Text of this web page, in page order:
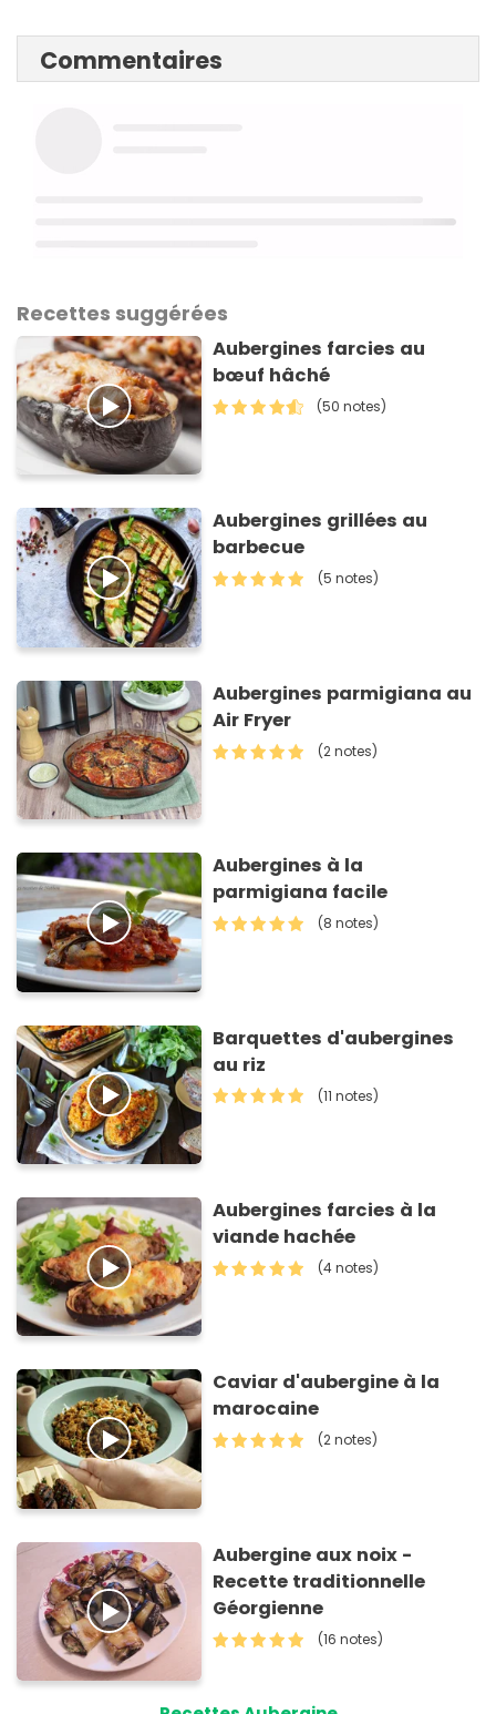
Commentaires
Recettes suggérées
Aubergines farcies au
bœuf hâché
(50 notes)
Aubergines grillées au
barbecue
(5 notes)
Aubergines parmigiana au
Air Fryer
(2 notes)
Aubergines à la
parmigiana facile
(8 notes)
Barquettes d'aubergines
au riz
(11 notes)
Aubergines farcies à la
viande hachée
(4 notes)
Caviar d'aubergine à la
marocaine
(2 notes)
Aubergine aux noix -
Recette traditionnelle
Géorgienne
(16 notes)